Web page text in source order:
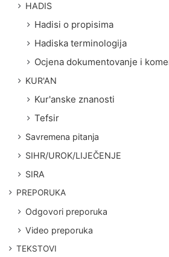
HADIS
Hadisi o propisima
Hadiska terminologija
Ocjena dokumentovanje i
KUR'AN
Kur'anske znanosti
Tefsir
Savremena pitanja
SIHR/UROK/LIJEČENJE
SIRA
PREPORUKA
Odgovori preporuka
Video preporuka
TEKSTOVI